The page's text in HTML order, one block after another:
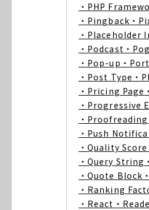
・PHP
・Pingback ・
・Placeholder
・Podcast ・
・Pop-up ・
・Post Type ・
・Pricing Page
・Progressive
・Proofreading
・Push
・Quality Score
・Query String
・Quote Block
・Ranking
・React ・